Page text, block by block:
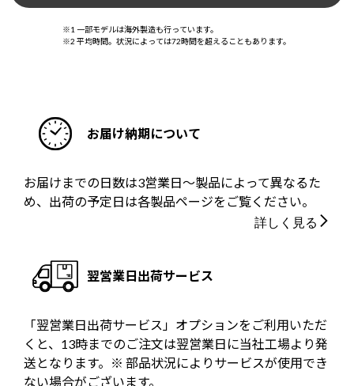
※1 一部モデルは海外製造も行っています。
※2 平均時間。状況によっては72時間を超えることもあります。
お届け納期について
お届けまでの日数は3営業日～製品によって異なるた
め、出荷の予定日は各製品ページをご覧ください。
詳しく見る
翌営業日出荷サービス
「翌営業日出荷サービス」オプションをご利用いただ
くと、13時までのご注文は翌営業日に当社工場より発
送となります。※ 部品状況によりサービスが使用でき
ない場合がございます。